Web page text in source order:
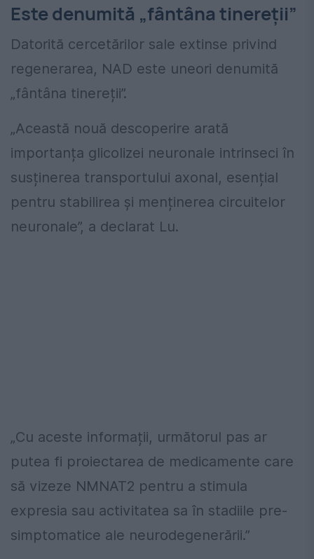
Este denumită „fântâna tinereții”
Datorită cercetărilor sale extinse privind
regenerarea, NAD este uneori denumită
„fântâna tinereții”.
„Această nouă descoperire arată
importanța glicolizei neuronale intrinseci în
susținerea transportului axonal, esențial
pentru stabilirea și menținerea circuitelor
neuronale”, a declarat Lu.
„Cu aceste informații, următorul pas ar
putea fi proiectarea de medicamente care
să vizeze NMNAT2 pentru a stimula
expresia sau activitatea sa în stadiile pre-
simptomatice ale neurodegenerării.”